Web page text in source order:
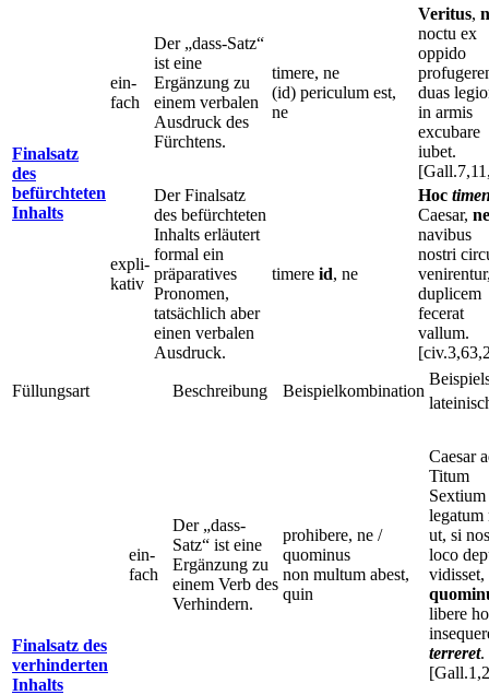
Finalsatz
des
befürchteten
Inhalts
ein-
fach
Der „dass-Satz“
ist eine
Ergänzung zu
einem verbalen
Ausdruck des
Fürchtens.
timere, ne
(id) periculum est,
ne
Veritus,
noctu ex
oppido
duas
in armis
excubare
iubet.
expli-
kativ
Der Finalsatz
des befürchteten
Inhalts erläutert
formal ein
präparatives
Pronomen,
tatsächlich aber
einen verbalen
Ausdruck.
timere id, ne
Hoc
Caesar, ne
navibus
nostri
duplicem
fecerat
vallum.
Füllungsart Beschreibung Beispielkombination
Finalsatz des
verhinderten
Inhalts
ein-
fach
Der „dass-
Satz“ ist eine
Ergänzung zu
einem Verb des
Verhindern.
prohibere, ne /
quominus
non multum abest,
quin
Caesar
Titum
Sextium
legatum
ut, si
loco
vidisset,
libere
terreret.